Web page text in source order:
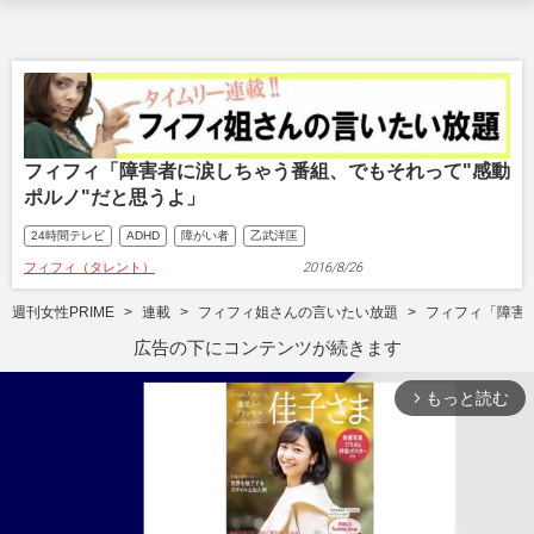
フィフィ「障害者に涙しちゃう番組、でもそれって"感動
ポルノ"だと思うよ」
24時間テレビ ADHD 障がい者 乙武洋匡
フィフィ（タレント） 2016/8/26
週刊女性PRIME 連載 フィフィ姐さんの言いたい放題 フィフィ「障害
広告の下にコンテンツが続きます
arrow_forward_ios もっと読む